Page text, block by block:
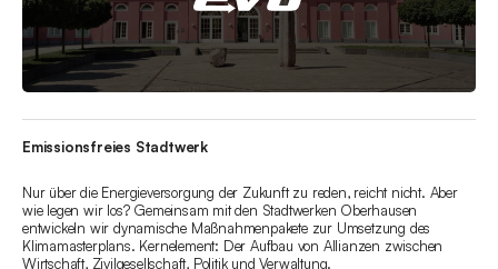
Emissionsfreies Stadtwerk
Nur über die Energieversorgung der Zukunft zu reden, reicht nicht. Aber
wie legen wir los? Gemeinsam mit den Stadtwerken Oberhausen
entwickeln wir dynamische Maßnahmenpakete zur Umsetzung des
Klimamasterplans. Kernelement: Der Aufbau von Allianzen zwischen
Wirtschaft, Zivilgesellschaft, Politik und Verwaltung.